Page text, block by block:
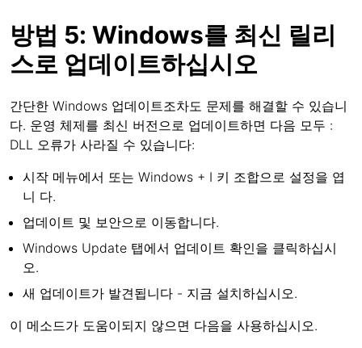
방법 5: Windows를 최신 릴리
스로 업데이트하십시오
간단한 Windows 업데이트조차도 문제를 해결할 수 있습니
다. 운영 체제를 최신 버전으로 업데이트하면 다음 모두 :
DLL 오류가 사라질 수 있습니다:
시작 메뉴에서 또는 Windows + I 키 조합으로 설정을 엽
니 다.
업데이트 및 보안으로 이동합니다.
Windows Update 탭에서 업데이트 확인을 클릭하십시
오.
새 업데이트가 발견됩니다 - 지금 설치하십시오.
이 메소드가 도움이되지 않으면 다음을 사용하십시오.